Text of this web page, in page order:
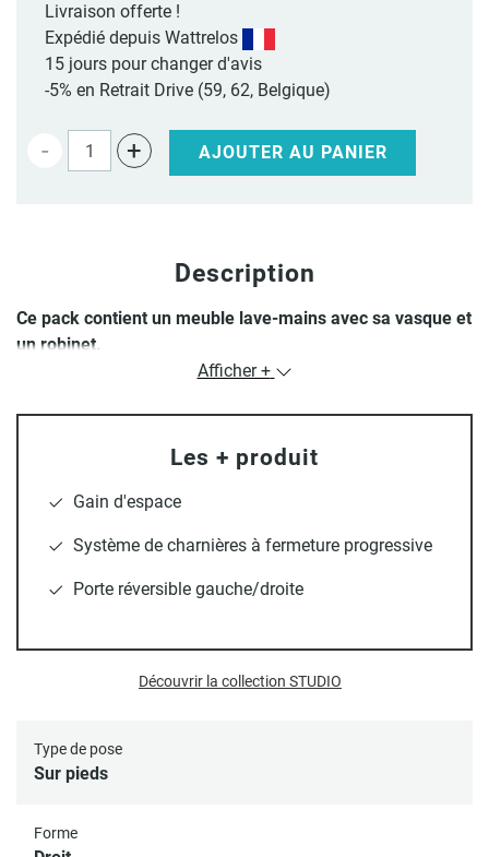
Livraison offerte !
Expédié depuis Wattrelos
15 jours pour changer d'avis
-5% en Retrait Drive (59, 62, Belgique)
- + AJOUTER AU PANIER
Description
Ce pack contient un meuble lave-mains avec sa vasque et
un robinet.
Le lave-mains sur pieds Studiosera un choix élégant et
chêne, avec sa vasque noire, est l'addition parfaite pour les
petits espaces tels que les toilettes ou une petite salle de
d'originalité à votre intérieur. Fabriqué en MDF de haute
compartiments fermés vous permettent de ranger vos
froide pensé exclusivement pour les lave-mains. Equipé
d'un aérateur/brise-jet en ABS et d'une cartouche en
céramique, ce robinet est fournis avec des flexibles 3/8"
d'une poignée confortable faite en alliage de zinc.
Afficher +
Type de pose
Sur pieds
Forme
Les + produit
Gain d'espace
Système de charnières à fermeture progressive
Porte réversible gauche/droite
Découvrir la collection STUDIO